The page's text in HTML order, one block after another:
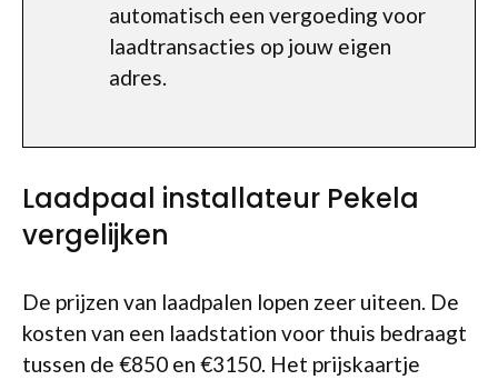
automatisch een vergoeding voor
laadtransacties op jouw eigen
adres.
Laadpaal installateur Pekela
vergelijken
De prijzen van laadpalen lopen zeer uiteen. De
kosten van een laadstation voor thuis bedraagt
tussen de €850 en €3150. Het prijskaartje